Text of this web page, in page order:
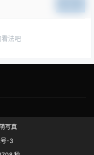
法吧
写真
号-3